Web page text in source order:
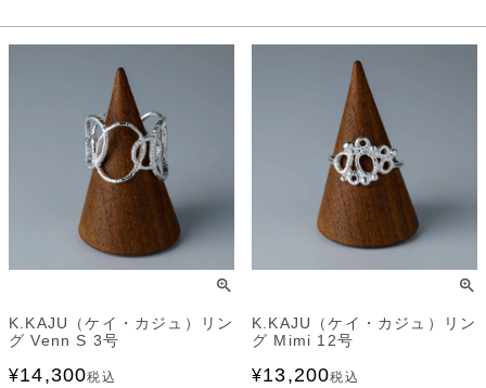
K.KAJU（ケイ・カジュ）リン
グ Venn S 3号
¥14,300税込
K.KAJU（ケイ・カジュ）リン
グ Mimi 12号
¥13,200税込